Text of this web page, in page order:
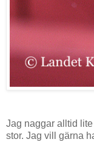
Jag naggar alltid
stor. Jag vill gärna